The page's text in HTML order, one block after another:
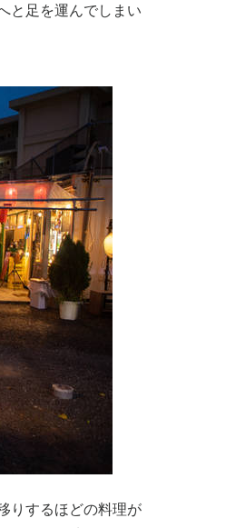
と足を運んでしまい
りするほどの料理が